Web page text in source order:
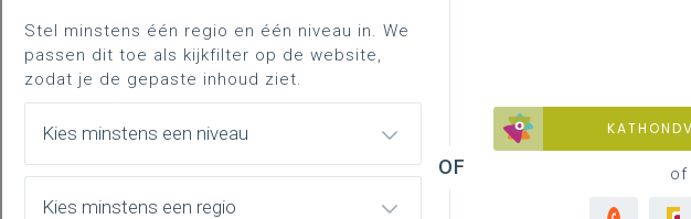
of
Stel minstens één regio en één niveau in. We
passen dit toe als kijkfilter op de website,
zodat je de gepaste inhoud ziet.
Kies minstens een niveau
Kies minstens een regio